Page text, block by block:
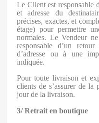
Le Client est responsable
et adresse du
précises, exactes, et
étage) pour permettre
normales. Le Vendeur
responsable d’un
d’adresse ou à une
indiquée.
Pour toute livraison et
clients de s’assurer de la
jour de la livraison.
3/ Retrait en boutique